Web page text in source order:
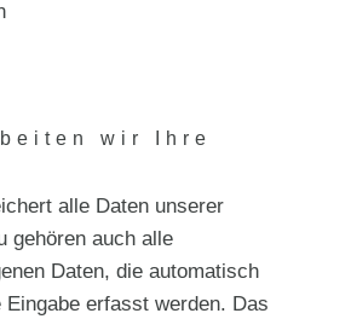
wir Ihre
alle Daten unserer
gehören auch alle
Daten, die automatisch
erfasst werden. Das